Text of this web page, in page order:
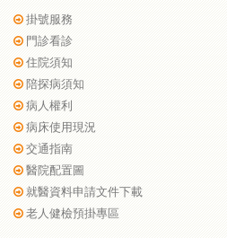
掛號服務
門診看診
住院須知
陪探病須知
病人權利
病床使用現況
交通指南
醫院配置圖
就醫資料申請文件下載
老人健檢預掛專區